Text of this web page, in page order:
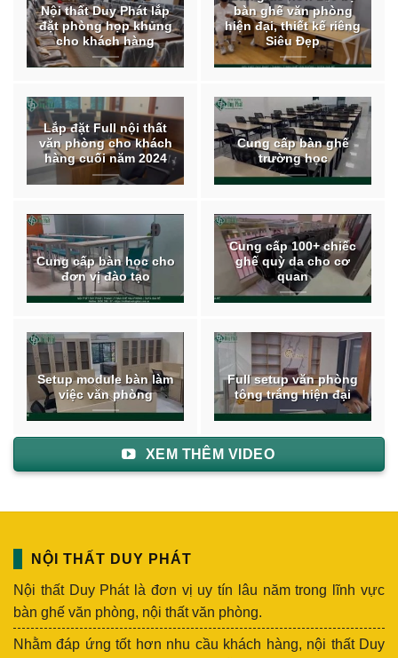
Nội thất Duy Phát lắp
đặt phòng họp khủng
cho khách hàng
bàn ghế văn phòng
hiện đại, thiết kế riêng
Siêu Đẹp
Lắp đặt Full nội thất
văn phòng cho khách
hàng cuối năm 2024
Cung cấp bàn ghế
trường học
Cung cấp bàn học cho
đơn vị đào tạo
Cung cấp 100+ chiếc
ghế quỳ da cho cơ
quan
Setup module bàn làm
việc văn phòng
Full setup văn phòng
tông trắng hiện đại
XEM THÊM VIDEO
NỘI THẤT DUY PHÁT
Nội thất Duy Phát là đơn vị uy tín lâu năm trong lĩnh vực
bàn ghế văn phòng, nội thất văn phòng.
Nhằm đáp ứng tốt hơn nhu cầu khách hàng, nội thất Duy